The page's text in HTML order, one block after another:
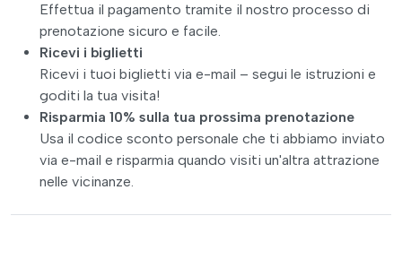
Effettua il pagamento tramite il nostro processo di
prenotazione sicuro e facile.
Ricevi i biglietti
Ricevi i tuoi biglietti via e-mail – segui le istruzioni e
goditi la tua visita!
Risparmia 10% sulla tua prossima prenotazione
Usa il codice sconto personale che ti abbiamo inviato
via e-mail e risparmia quando visiti un'altra attrazione
nelle vicinanze.